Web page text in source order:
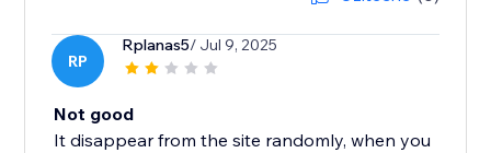
RP
Rplanas5/ Jul 9, 2025
Not good
It disappear from the site randomly, when you